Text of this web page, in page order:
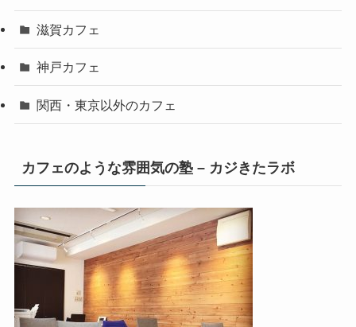
滋賀カフェ
神戸カフェ
関西・東京以外のカフェ
カフェのような雰囲気の塾 – カジきたラボ